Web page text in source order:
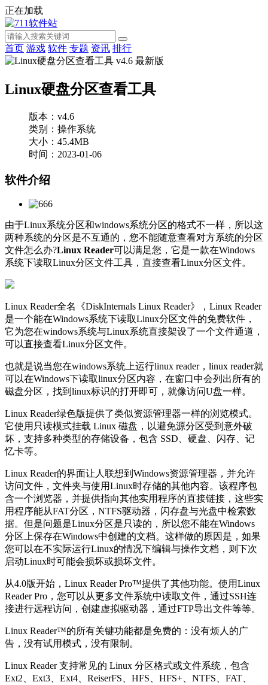
正在加载
首页 游戏 软件 专题 资讯 排行
Linux硬盘分区查看工具
版本：v4.6
类别：操作系统
大小：45.4MB
时间：2023-01-06
软件介绍
由于Linux系统分区和windows系统分区的格式不一样，所以这
两种系统的分区是不互通的，您不能随意查看对方系统的分区
文件怎么办?Linux Reader可以满足您，它是一款在Windows
系统下读取Linux分区文件工具，直接查看Linux分区文件。
Linux Reader全名《DiskInternals Linux Reader》，Linux Reader
是一个能在Windows系统下读取Linux分区文件的免费软件，
它为您在windows系统与Linux系统直接架设了一个文件通道，
可以直接查看Linux分区文件。
也就是说当您在windows系统上运行linux reader，linux reader就
可以在Windows下读取linux分区内容，在窗口中会列出所有的
磁盘分区，找到linux标识的打开即可，就像访问U盘一样。
Linux Reader绿色版提供了类似资源管理器一样的浏览模式。
它使用只读模式挂载 Linux 磁盘，以避免源分区受到意外破
坏，支持多种类型的存储设备，包含 SSD、硬盘、闪存、记
忆卡等。
Linux Reader的界面让人联想到Windows资源管理器，并允许
访问文件，文件夹与使用Linux时存储的其他内容。该程序包
含一个浏览器，并提供指向其他实用程序的直接链接，这些实
用程序能从FAT分区，NTFS驱动器，闪存盘与光盘中检索数
据。但是问题是Linux分区是只读的，所以您不能在Windows
分区上保存在Windows中创建的文档。这样做的原因是，如果
您可以在不实际运行Linux的情况下编辑与操作文档，则下次
启动Linux时可能会损坏或损坏文件。
从4.0版开始，Linux Reader Pro™提供了其他功能。使用Linux
Reader Pro，您可以从更多文件系统中读取文件，通过SSH连
接进行远程访问，创建虚拟驱动器，通过FTP导出文件等等。
Linux Reader™的所有关键功能都是免费的：没有烦人的广
告，没有试用模式，没有限制。
Linux Reader 支持常见的 Linux 分区格式或文件系统，包含
Ext2、Ext3、Ext4、ReiserFS、HFS、HFS+、NTFS、FAT、